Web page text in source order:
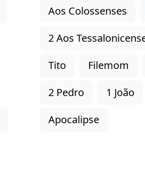
Aos Colossenses
2 Aos
Tito
Filemom
2 Pedro
1 João
Apocalipse